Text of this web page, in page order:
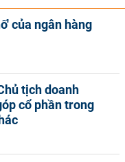
của ngân hàng
tịch doanh
cổ phần trong